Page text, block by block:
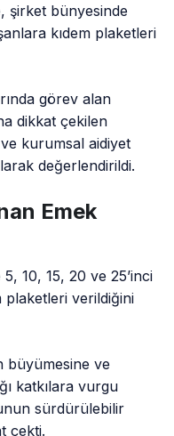
şirket bünyesinde
kıdem plaketleri
görev alan
dikkat çekilen
kurumsal aidiyet
değerlendirildi.
Emek
10, 15, 20 ve 25’inci
plaketleri verildiğini
büyümesine ve
katkılara vurgu
sürdürülebilir
çekti.